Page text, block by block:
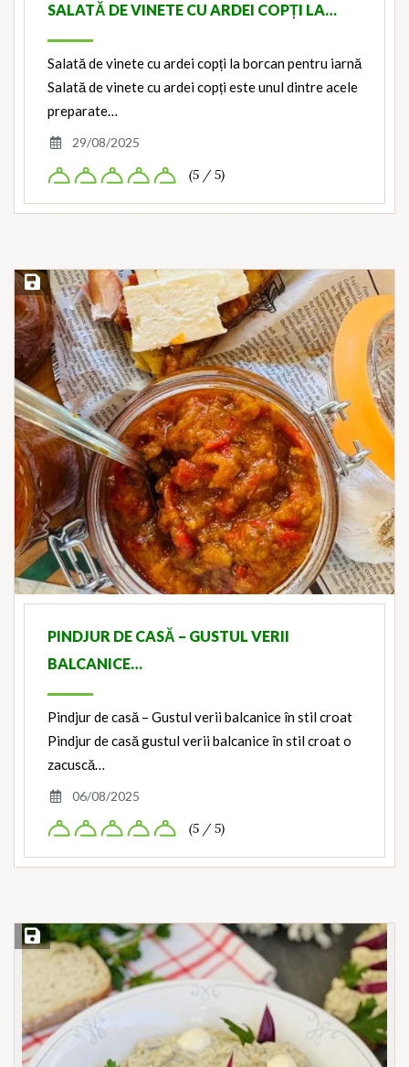
SALATĂ DE VINETE CU ARDEI COPȚI LA…
Salată de vinete cu ardei copți la borcan pentru iarnă
Salată de vinete cu ardei copți este unul dintre acele
preparate…
29/08/2025
(5 / 5)
Save Recipe
PINDJUR DE CASĂ – GUSTUL VERII
BALCANICE…
Pindjur de casă – Gustul verii balcanice în stil croat
Pindjur de casă gustul verii balcanice în stil croat o
zacuscă…
06/08/2025
(5 / 5)
Save Recipe